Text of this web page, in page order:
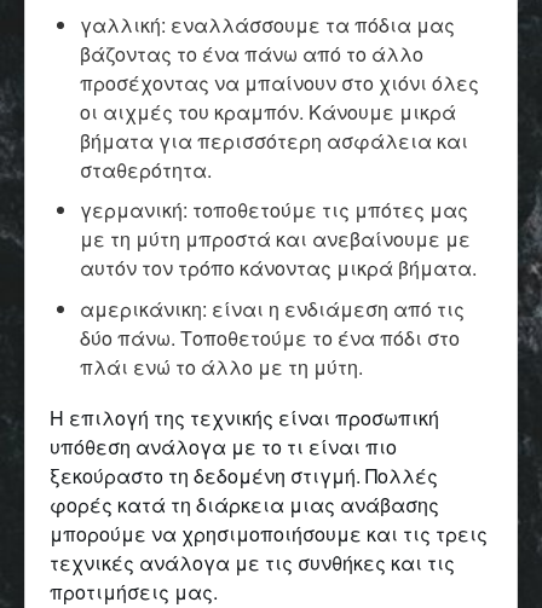
γαλλική: εναλλάσσουμε τα πόδια μας
βάζοντας το ένα πάνω από το άλλο
προσέχοντας να μπαίνουν στο χιόνι όλες
οι αιχμές του κραμπόν. Κάνουμε μικρά
βήματα για περισσότερη ασφάλεια και
σταθερότητα.
γερμανική: τοποθετούμε τις μπότες μας
με τη μύτη μπροστά και ανεβαίνουμε με
αυτόν τον τρόπο κάνοντας μικρά βήματα.
αμερικάνικη: είναι η ενδιάμεση από τις
δύο πάνω. Τοποθετούμε το ένα πόδι στο
πλάι ενώ το άλλο με τη μύτη.
Η επιλογή της τεχνικής είναι προσωπική
υπόθεση ανάλογα με το τι είναι πιο
ξεκούραστο τη δεδομένη στιγμή. Πολλές
φορές κατά τη διάρκεια μιας ανάβασης
μπορούμε να χρησιμοποιήσουμε και τις τρεις
τεχνικές ανάλογα με τις συνθήκες και τις
προτιμήσεις μας.